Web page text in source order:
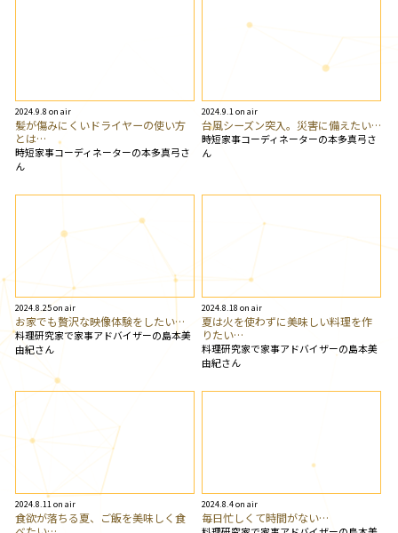
2024.9.8 on air
髪が傷みにくいドライヤーの使い方
とは…
時短家事コーディネーターの本多真弓さ
ん
2024.9.1 on air
台風シーズン突入。災害に備えたい…
時短家事コーディネーターの本多真弓さ
ん
2024.8.25 on air
お家でも贅沢な映像体験をしたい…
料理研究家で家事アドバイザーの島本美
由紀さん
2024.8.18 on air
夏は火を使わずに美味しい料理を作
りたい…
料理研究家で家事アドバイザーの島本美
由紀さん
2024.8.11 on air
食欲が落ちる夏、ご飯を美味しく食
2024.8.4 on air
毎日忙しくて時間がない…